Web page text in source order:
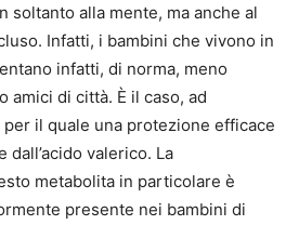
soltanto alla mente, ma anche al
Infatti, i bambini che vivono in
infatti, di norma, meno
amici di città. È il caso, ad
per il quale una protezione efficace
valerico. La
metabolita in particolare è
presente nei bambini di